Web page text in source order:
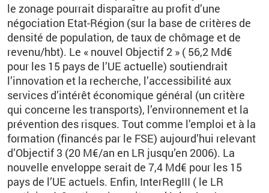
le zonage pourrait disparaître au profit d’une
négociation Etat-Région (sur la base de critères de
densité de population, de taux de chômage et de
revenu/hbt). Le « nouvel Objectif 2 » ( 56,2 Md€
pour les 15 pays de l’UE actuelle) soutiendrait
l’innovation et la recherche, l’accessibilité aux
services d’intérêt économique général (un critère
qui concerne les transports), l’environnement et la
prévention des risques. Tout comme l’emploi et à la
formation (financés par le FSE) aujourd’hui relevant
d’Objectif 3 (20 M€/an en LR jusqu’en 2006). La
nouvelle enveloppe serait de 7,4 Md€ pour les 15
pays de l’UE actuels. Enfin, InterRegIII ( le LR